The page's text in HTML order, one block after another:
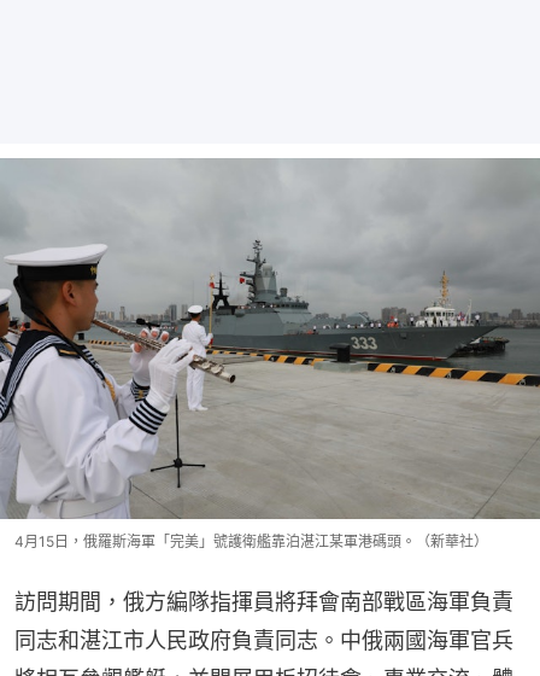
4月15日，俄羅斯海軍「完美」號護衛艦靠泊湛江某軍港碼頭。（新華社）
訪問期間，俄方編隊指揮員將拜會南部戰區海軍負責
同志和湛江市人民政府負責同志。中俄兩國海軍官兵